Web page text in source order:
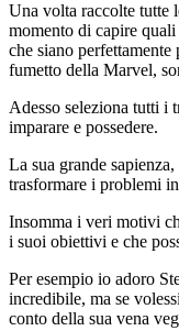
Una volta raccolte tutte
momento di capire
che siano
fumetto della Marvel,
Adesso seleziona tutti i
imparare e possedere.
La sua grande
trasformare i problemi
Insomma i veri motivi
i suoi obiettivi e che
Per esempio io adoro
incredibile, ma se
conto della sua vena